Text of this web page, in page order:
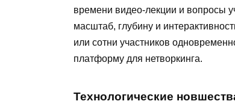
времени видео-лекции и вопросы
масштаб, глубину и
или сотни участников
платформу для нетворкинга.
Технологические